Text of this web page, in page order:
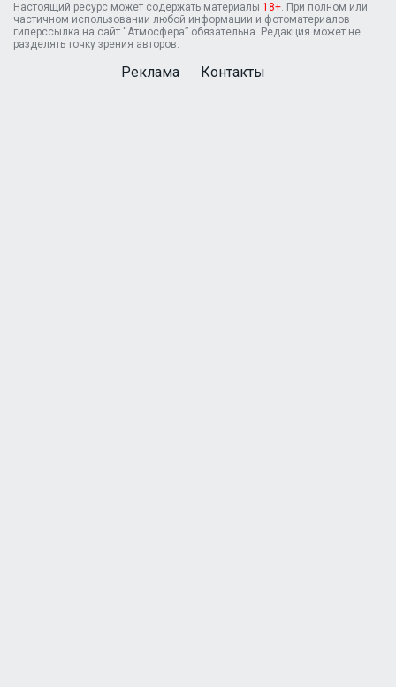
Настоящий ресурс может содержать материалы 18+. При полном или
частичном использовании любой информации и фотоматериалов
гиперссылка на сайт “Атмосфера” обязательна. Редакция может не
разделять точку зрения авторов.
Реклама Контакты